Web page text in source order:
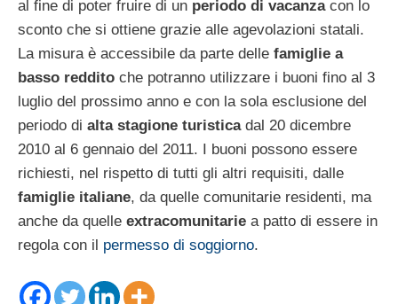
al fine di poter fruire di un periodo di vacanzacon lo
sconto che si ottiene grazie alle agevolazioni statali.
La misura è accessibile da parte delle famiglie a
basso reddito che potranno utilizzare i buoni fino al 3
luglio del prossimo anno e con la sola esclusione del
periodo di alta stagione turisticadal 20 dicembre
2010 al 6 gennaio del 2011. I buoni possono essere
richiesti, nel rispetto di tutti gli altri requisiti, dalle
famiglie italiane, da quelle comunitarie residenti, ma
anche da quelle extracomunitarie a patto di essere in
regola con il permesso di soggiorno.